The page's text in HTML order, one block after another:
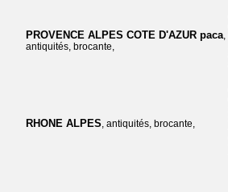
PROVENCE ALPES COTE D'AZUR paca,
antiquités, brocante,
RHONE ALPES, antiquités, brocante,